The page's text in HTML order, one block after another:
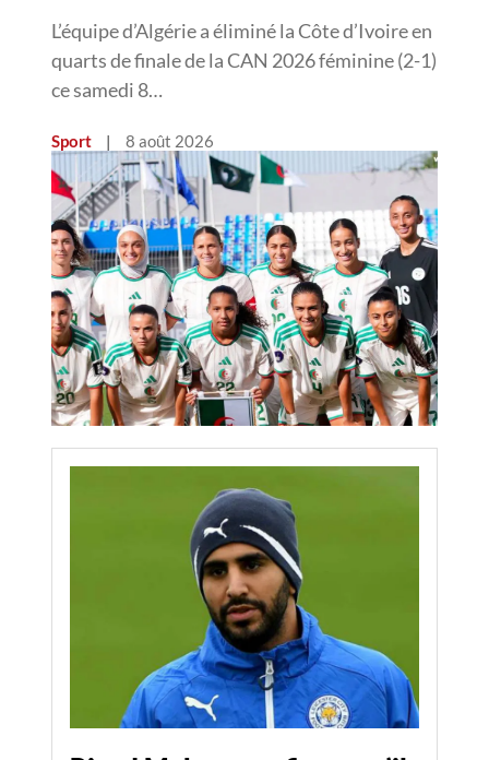
L’équipe d’Algérie a éliminé la Côte d’Ivoire en
quarts de finale de la CAN 2026 féminine (2-1)
ce samedi 8…
Sport | 8 août 2026